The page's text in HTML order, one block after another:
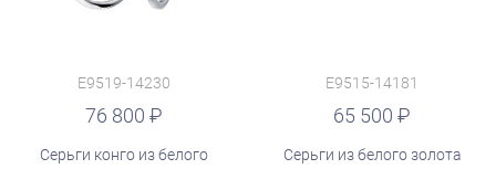
E9519-14230
76 800
Серьги конго из белого
E9515-14181
65 500
Серьги из белого золота